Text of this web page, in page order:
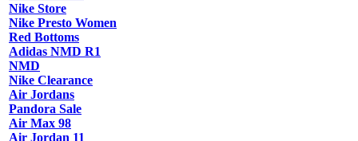
Nike Store
Nike Presto Women
Red Bottoms
Adidas NMD R1
NMD
Nike Clearance
Air Jordans
Pandora Sale
Air Max 98
Air Jordan 11